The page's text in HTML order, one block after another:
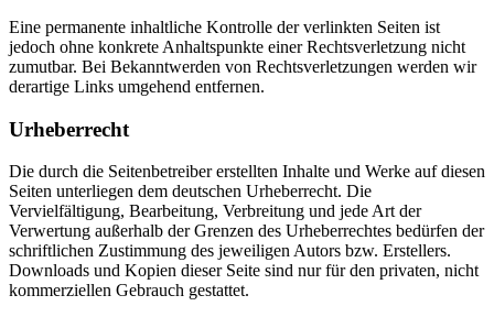
Eine permanente inhaltliche Kontrolle der verlinkten Seiten ist
jedoch ohne konkrete Anhaltspunkte einer Rechtsverletzung nicht
zumutbar. Bei Bekanntwerden von Rechtsverletzungen werden wir
derartige Links umgehend entfernen.
Urheberrecht
Die durch die Seitenbetreiber erstellten Inhalte und Werke auf diesen
Seiten unterliegen dem deutschen Urheberrecht. Die
Vervielfältigung, Bearbeitung, Verbreitung und jede Art der
Verwertung außerhalb der Grenzen des Urheberrechtes bedürfen der
schriftlichen Zustimmung des jeweiligen Autors bzw. Erstellers.
Downloads und Kopien dieser Seite sind nur für den privaten, nicht
kommerziellen Gebrauch gestattet.